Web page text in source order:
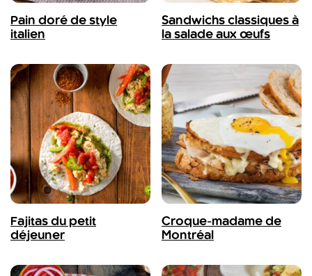
Pain doré de style
italien
Sandwichs classiques à
la salade aux œufs
Fajitas du petit
déjeuner
Croque-madame de
Montréal